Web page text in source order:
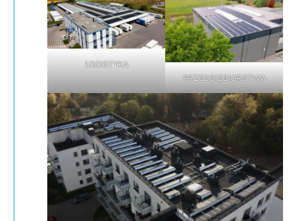
LOGISTYKA
PRZEDSIĘBIORSTWA